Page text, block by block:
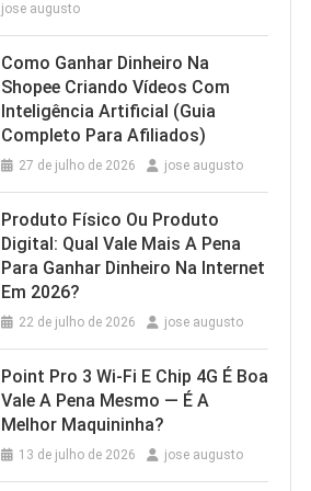
jose augusto
Como Ganhar Dinheiro Na
Shopee Criando Vídeos Com
Inteligência Artificial (Guia
Completo Para Afiliados)
27 de julho de 2026 jose augusto
Produto Físico Ou Produto
Digital: Qual Vale Mais A Pena
Para Ganhar Dinheiro Na Internet
Em 2026?
22 de julho de 2026 jose augusto
Point Pro 3 Wi‑Fi E Chip 4G É Boa
Vale A Pena Mesmo — É A
Melhor Maquininha?
13 de julho de 2026 jose augusto